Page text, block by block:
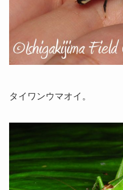
タイワンウマオイ。